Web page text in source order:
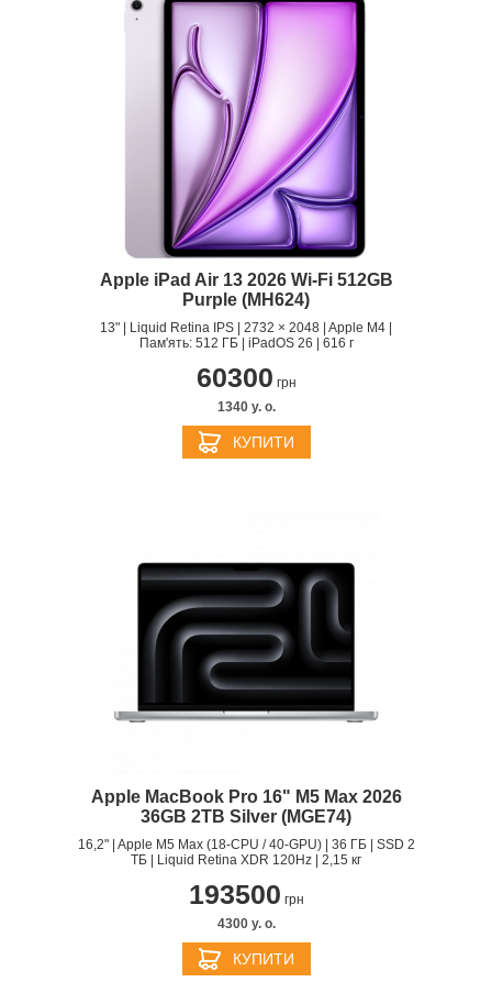
Apple iPad Air 13 2026 Wi‑Fi 512GB
Purple (MH624)
13" | Liquid Retina IPS | 2732 × 2048 | Apple M4 |
Пам'ять: 512 ГБ | iPadOS 26 | 616 г
60300 грн
1340 y. о.
КУПИТИ
Apple MacBook Pro 16" M5 Max 2026
36GB 2TB Silver (MGE74)
16,2" | Apple M5 Max (18-CPU / 40-GPU) | 36 ГБ | SSD 2
ТБ | Liquid Retina XDR 120Hz | 2,15 кг
193500 грн
4300 y. о.
КУПИТИ